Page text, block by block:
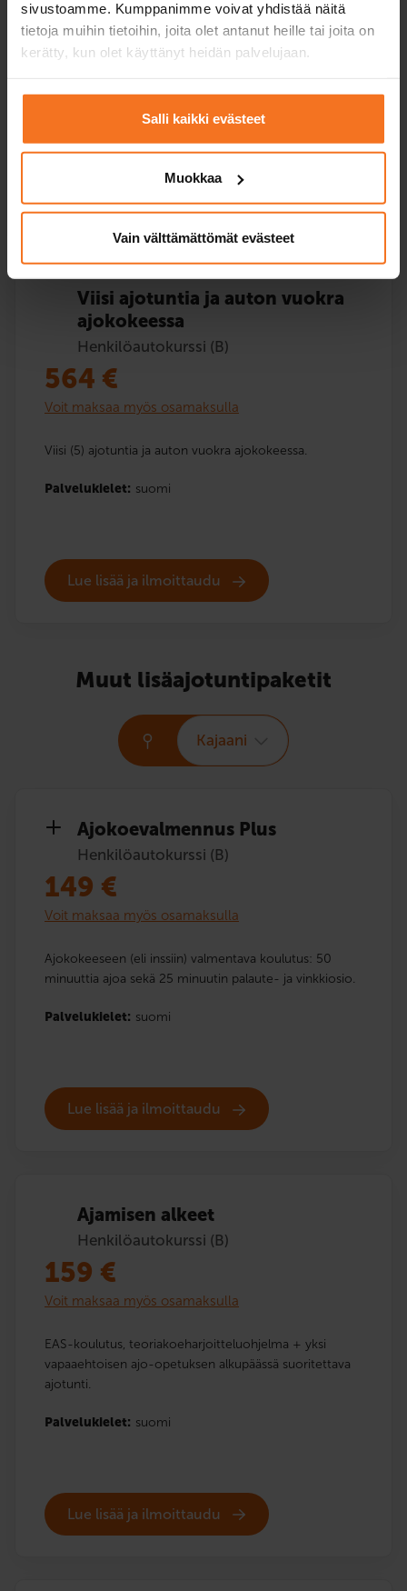
sivustoamme. Kumppanimme voivat yhdistää näitä
tietoja muihin tietoihin, joita olet antanut heille tai joita on
kerätty, kun olet käyttänyt heidän palvelujaan.
Salli kaikki evästeet
Muokkaa
Vain välttämättömät evästeet
Voit maksaa myös osamaksulla
Viisi (5) lisäajotuntia autokoulun autolla.
Viisi ajotuntia ja auton vuokra
ajokokeessa
Henkilöautokurssi (B)
564 €
Voit maksaa myös osamaksulla
Viisi (5) ajotuntia ja auton vuokra ajokokeessa.
Palvelukielet: suomi
Lue lisää ja ilmoittaudu
Muut lisäajotuntipaketit
Kajaani
Ajokoe­valmennus Plus
Henkilöautokurssi (B)
149 €
Voit maksaa myös osamaksulla
Ajokokeeseen (eli inssiin) valmentava koulutus: 50
minuuttia ajoa sekä 25 minuutin palaute- ja vinkkiosio.
Palvelukielet: suomi
Lue lisää ja ilmoittaudu
Ajamisen alkeet
Henkilöautokurssi (B)
159 €
Voit maksaa myös osamaksulla
EAS-koulutus, teoriakoeharjoitteluohjelma + yksi
vapaaehtoisen ajo-opetuksen alkupäässä suoritettava
ajotunti.
Palvelukielet: suomi
Lue lisää ja ilmoittaudu